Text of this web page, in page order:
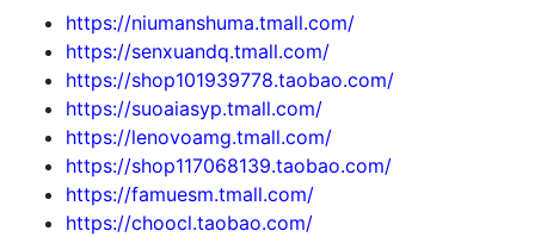
https://niumanshuma.tmall.com/
https://senxuandq.tmall.com/
https://shop101939778.taobao.com/
https://suoaiasyp.tmall.com/
https://lenovoamg.tmall.com/
https://shop117068139.taobao.com/
https://famuesm.tmall.com/
https://choocl.taobao.com/